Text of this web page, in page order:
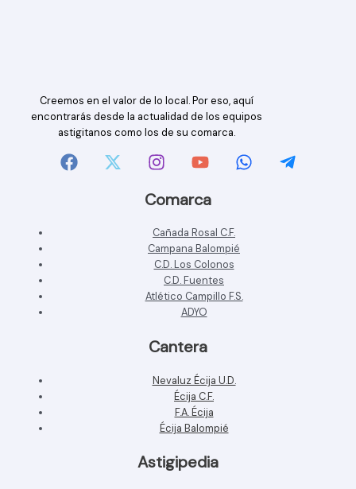
Creemos en el valor de lo local. Por eso, aquí
encontrarás desde la actualidad de los equipos
astigitanos como los de su comarca.
Comarca
Cañada Rosal C.F.
Campana Balompié
C.D. Los Colonos
C.D. Fuentes
Atlético Campillo F.S.
ADYO
Cantera
Nevaluz Écija U.D.
Écija C.F.
F.A. Écija
Écija Balompié
Astigipedia